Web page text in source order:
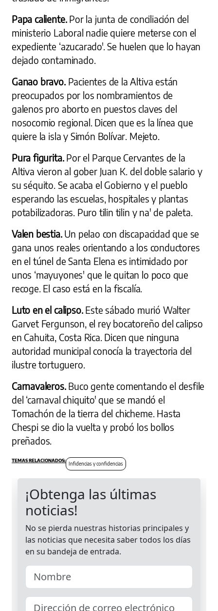
Papa caliente. Por la junta de conciliación del
ministerio Laboral nadie quiere meterse con el
expediente ‘azucarado'. Se huelen que lo hayan
dejado contaminado.
Ganao bravo. Pacientes de la Altiva están
preocupados por los nombramientos de
galenos pro aborto en puestos claves del
nosocomio regional. Dicen que es la línea que
quiere la isla y Simón Bolívar. Mejeto.
Pura figurita. Por el Parque Cervantes de la
Altiva vieron al gober Juan K. del doble salario y
su séquito. Se acaba el Gobierno y el pueblo
esperando las escuelas, hospitales y plantas
potabilizadoras. Puro tilin tilin y na' de paleta.
Valen bestia. Un pelao con discapacidad que se
gana unos reales orientando a los conductores
en el túnel de Santa Elena es intimidado por
unos ‘mayuyones' que le quitan lo poco que
recoge. El caso está en la fiscalía.
Luto en el calipso. Este sábado murió Walter
Garvet Fergunson, el rey bocatoreño del calipso
en Cahuita, Costa Rica. Dicen que ninguna
autoridad municipal conocía la trayectoria del
ilustre tortuguero.
Carnavaleros. Buco gente comentando el desfile
del ‘carnaval chiquito' que se mandó el
Tomachón de la tierra del chicheme. Hasta
Chespi se dio la vuelta y probó los bollos
preñados.
Infidencias y confidencias